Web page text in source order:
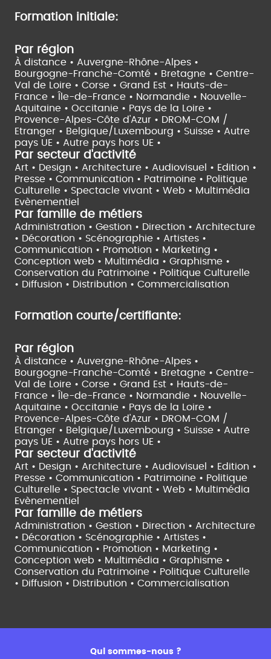
Formation initiale:
Par région
À distance • Auvergne-Rhône-Alpes •
Bourgogne-Franche-Comté • Bretagne • Centre-
Val de Loire • Corse • Grand Est • Hauts-de-
France •
Île-de-France • Normandie • Nouvelle-
Aquitaine • Occitanie • Pays de la Loire •
Provence-Alpes-Côte d'Azur • DROM-COM /
Etranger • Belgique/Luxembourg • Suisse • Autre
pays UE • Autre pays hors UE •
Par secteur d'activité
Art • Design • Architecture • Audiovisuel • Edition •
Presse • Communication • Patrimoine • Politique
Culturelle • Spectacle vivant • Web • Multimédia
Evènementiel
Par famille de métiers
Administration • Gestion • Direction • Architecture
• Décoration • Scénographie • Artistes •
Communication • Promotion • Marketing •
Conception web • Multimédia • Graphisme •
Conservation du Patrimoine • Politique Culturelle
• Diffusion • Distribution • Commercialisation
Formation courte/certifiante:
Par région
À distance • Auvergne-Rhône-Alpes •
Bourgogne-Franche-Comté • Bretagne • Centre-
Val de Loire • Corse • Grand Est • Hauts-de-
France •
Île-de-France • Normandie • Nouvelle-
Aquitaine • Occitanie • Pays de la Loire •
Provence-Alpes-Côte d'Azur • DROM-COM /
Etranger • Belgique/Luxembourg • Suisse • Autre
pays UE • Autre pays hors UE •
Par secteur d'activité
Art • Design • Architecture • Audiovisuel • Edition •
Presse • Communication • Patrimoine • Politique
Culturelle • Spectacle vivant • Web • Multimédia
Evènementiel
Par famille de métiers
Administration • Gestion • Direction • Architecture
• Décoration • Scénographie • Artistes •
Communication • Promotion • Marketing •
Conception web • Multimédia • Graphisme •
Conservation du Patrimoine • Politique Culturelle
• Diffusion • Distribution • Commercialisation
Qui sommes-nous ?